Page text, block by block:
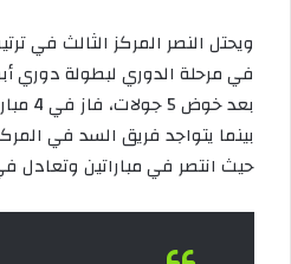
ويحتل النصر المركز الثالث في
بعد
حيث انتصر في مباراتين وتعادل في 3 ولم يتلق أي